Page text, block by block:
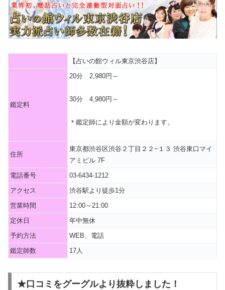
【占いの館ウィル東京渋谷店】
鑑定料
20分 2,980円～
30分 4,980円～
＊鑑定師により金額が変わります。
住所
東京都渋谷区渋谷２丁目２２−１３ 渋谷東口マイ
アミビル 7F
電話番号
03‐6434‐1212
アクセス
渋谷駅より徒歩1分
営業時間
12:00～21:00
定休日
年中無休
予約方法
WEB、電話
鑑定師数
17人
★口コミをグーグルより抜粋しました！